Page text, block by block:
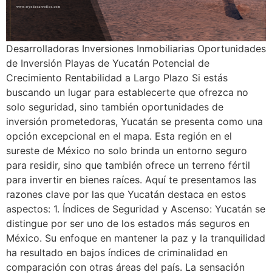
Desarrolladoras Inversiones Inmobiliarias Oportunidades
de Inversión Playas de Yucatán Potencial de
Crecimiento Rentabilidad a Largo Plazo Si estás
buscando un lugar para establecerte que ofrezca no
solo seguridad, sino también oportunidades de
inversión prometedoras, Yucatán se presenta como una
opción excepcional en el mapa. Esta región en el
sureste de México no solo brinda un entorno seguro
para residir, sino que también ofrece un terreno fértil
para invertir en bienes raíces. Aquí te presentamos las
razones clave por las que Yucatán destaca en estos
aspectos: 1. Índices de Seguridad y Ascenso: Yucatán se
distingue por ser uno de los estados más seguros en
México. Su enfoque en mantener la paz y la tranquilidad
ha resultado en bajos índices de criminalidad en
comparación con otras áreas del país. La sensación